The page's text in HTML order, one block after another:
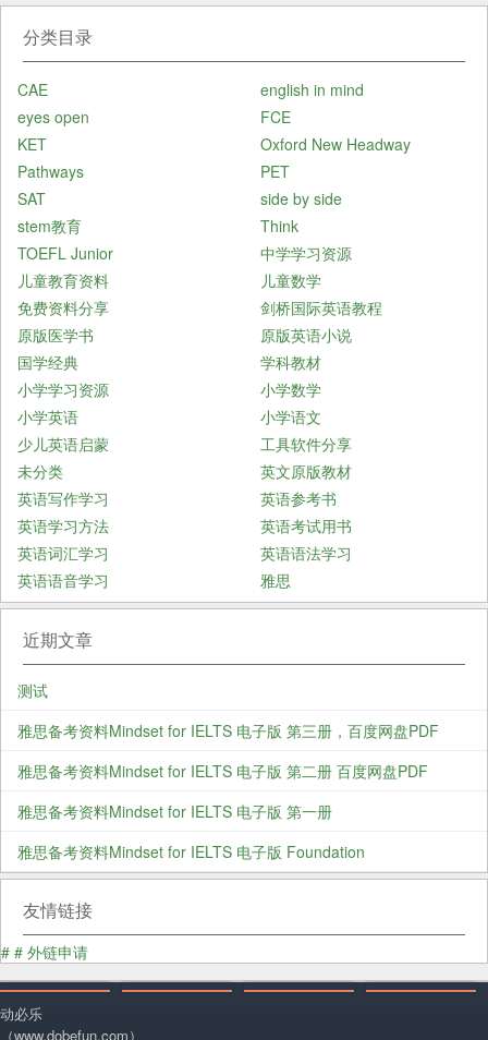
分类目录
CAE
english in mind
eyes open
FCE
KET
Oxford New Headway
Pathways
PET
SAT
side by side
stem教育
Think
TOEFL Junior
中学学习资源
儿童教育资料
儿童数学
免费资料分享
剑桥国际英语教程
原版医学书
原版英语小说
国学经典
学科教材
小学学习资源
小学数学
小学英语
小学语文
少儿英语启蒙
工具软件分享
未分类
英文原版教材
英语写作学习
英语参考书
英语学习方法
英语考试用书
英语词汇学习
英语语法学习
英语语音学习
雅思
近期文章
测试
雅思备考资料Mindset for IELTS 电子版 第三册，百度网盘PDF
雅思备考资料Mindset for IELTS 电子版 第二册 百度网盘PDF
雅思备考资料Mindset for IELTS 电子版 第一册
雅思备考资料Mindset for IELTS 电子版 Foundation
友情链接
# # 外链申请
动必乐
（www.dobefun.com）